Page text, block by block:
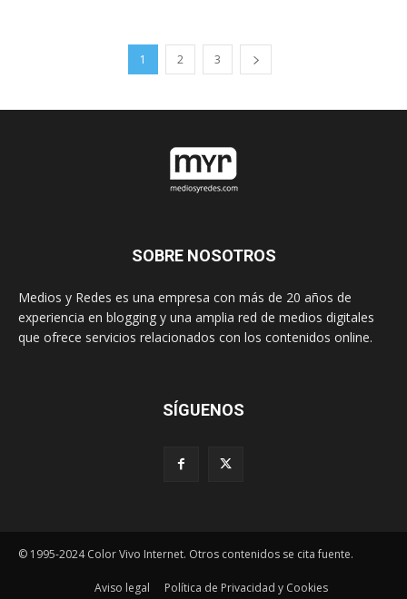
1 2 3
SOBRE NOSOTROS
Medios y Redes es una empresa con más de 20 años de
experiencia en blogging y una amplia red de medios digitales
que ofrece servicios relacionados con los contenidos online.
SÍGUENOS
© 1995-2024 Color Vivo Internet. Otros contenidos se cita fuente.
Aviso legal Política de Privacidad y Cookies